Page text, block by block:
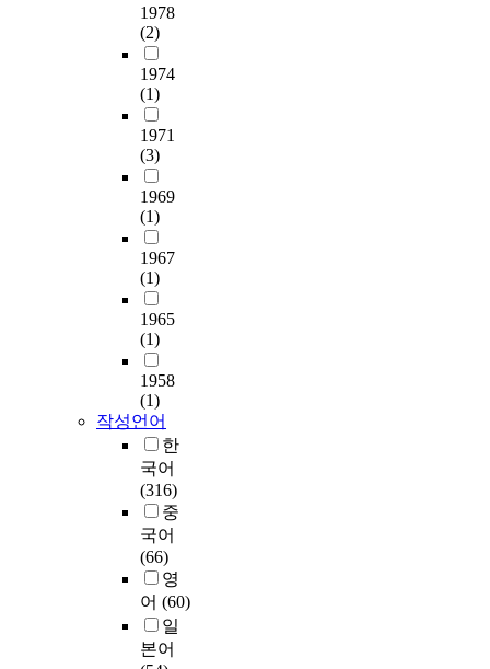
1978
(2)
1974
(1)
1971
(3)
1969
(1)
1967
(1)
1965
(1)
1958
(1)
작성언어
한
국어
(316)
중
국어
(66)
영
어 (60)
일
본어